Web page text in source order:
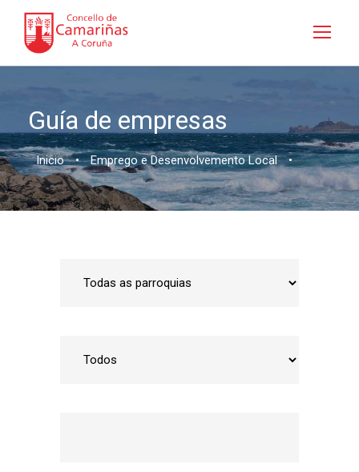
Guía de empresas
Inicio • Emprego e Desenvolvemento Local •